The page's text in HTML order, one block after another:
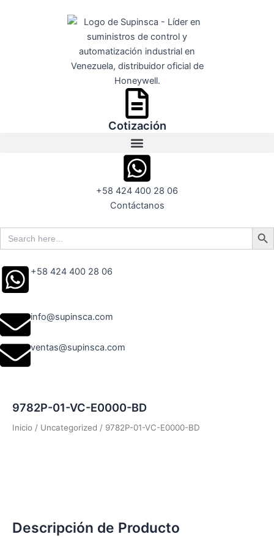
Cotización
+58 424 400 28 06
Contáctanos
Search
for:
Search
+58 424 400 28 06
info@supinsca.com
ventas@supinsca.com
9782P-01-VC-E0000-BD
Inicio / Uncategorized / 9782P-01-VC-E0000-BD
Descripción de Producto